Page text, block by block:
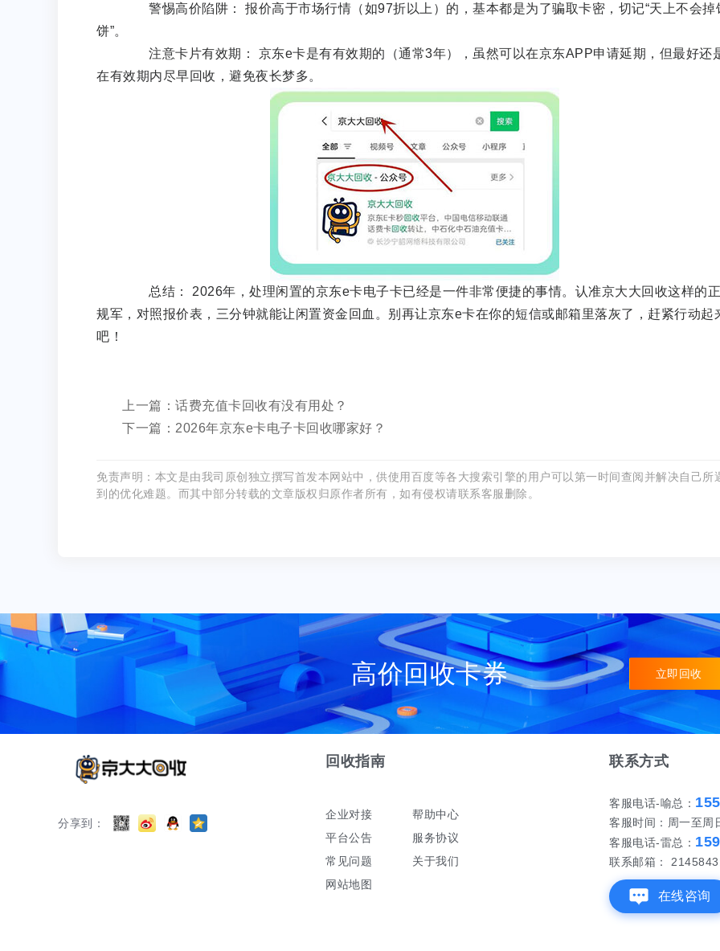
警惕高价陷阱： 报价高于市场行情（如97折以上）的，基本都是为了骗取卡密，切记“天上不会掉
饼”。
注意卡片有效期： 京东e卡是有有效期的（通常3年），虽然可以在京东APP申请延期，但最好还
在有效期内尽早回收，避免夜长梦多。
总结： 2026年，处理闲置的京东e卡电子卡已经是一件非常便捷的事情。认准京大大回收这样的正
规军，对照报价表，三分钟就能让闲置资金回血。别再让京东e卡在你的短信或邮箱里落灰了，赶紧行动起
吧！
上一篇：话费充值卡回收有没有用处？
下一篇：2026年京东e卡电子卡回收哪家好？
免责声明：本文是由我司原创独立撰写首发本网站中，供使用百度等各大搜索引擎的用户可以第一时间查阅并解决自己所
到的优化难题。而其中部分转载的文章版权归原作者所有，如有侵权请联系客服删除。
高价回收卡券 立即回收
分享到：
回收指南
企业对接
平台公告
常见问题
网站地图
帮助中心
服务协议
关于我们
联系方式
客服电话-喻总：
客服时间：周一至
客服电话-雷总：
联系邮箱：
在线咨询